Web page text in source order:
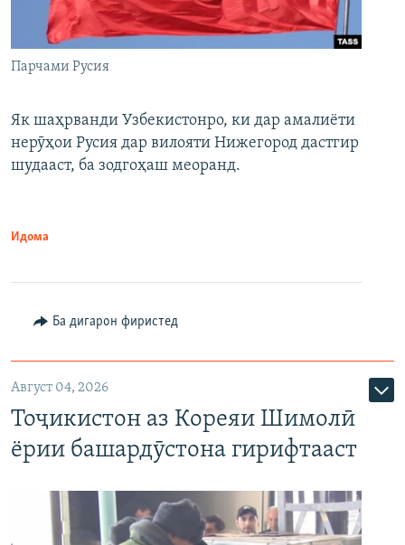
Парчами Русия
Як шаҳрванди Узбекистонро, ки дар амалиёти
нерӯҳои Русия дар вилояти Нижегород дастгир
шудааст, ба зодгоҳаш меоранд.
Идома
Ба дигарон фиристед
Август 04, 2026
Тоҷикистон аз Кореяи Шимолӣ
ёрии башардӯстона гирифтааст